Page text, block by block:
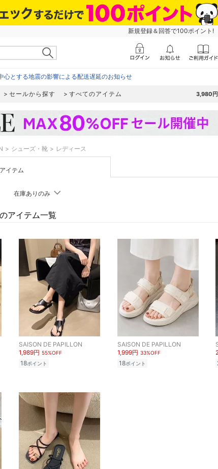
新規登録＆回答で100ポイント!
心とする地震の影響による配送遅延のお知らせ
セールから探す すべてのアイテム 3,980円
シューズ・靴 レディース
アイテム
在庫ありのみ
アイテム一覧
SAISON DE PAPILLON
1,989円 55%OFF
18ポイント
SAISON DE PAPILLON
1,999円 33%OFF
18ポイント